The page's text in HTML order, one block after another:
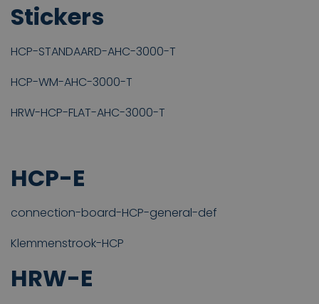
Stickers
HCP-STANDAARD-AHC-3000-T
HCP-WM-AHC-3000-T
HRW-HCP-FLAT-AHC-3000-T
HCP-E
connection-board-HCP-general-def
Klemmenstrook-HCP
HRW-E